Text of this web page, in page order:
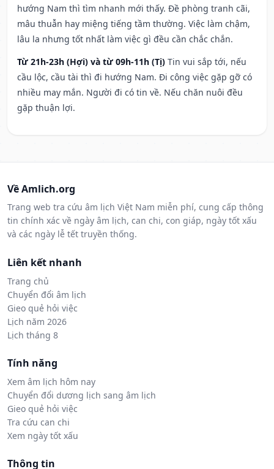
hướng Nam thì tìm nhanh mới thấy. Đề phòng tranh cãi,
mâu thuẫn hay miệng tiếng tầm thường. Việc làm chậm,
lâu la nhưng tốt nhất làm việc gì đều cần chắc chắn.
Từ 21h-23h (Hợi) và từ 09h-11h (Tị) Tin vui sắp tới, nếu
cầu lộc, cầu tài thì đi hướng Nam. Đi công việc gặp gỡ có
nhiều may mắn. Người đi có tin về. Nếu chăn nuôi đều
gặp thuận lợi.
Về Amlich.org
Trang web tra cứu âm lịch Việt Nam miễn phí, cung cấp thông
tin chính xác về ngày âm lịch, can chi, con giáp, ngày tốt xấu
và các ngày lễ tết truyền thống.
Liên kết nhanh
Trang chủ
Chuyển đổi âm lịch
Gieo quẻ hỏi việc
Lịch năm 2026
Lịch tháng 8
Tính năng
Xem âm lịch hôm nay
Chuyển đổi dương lịch sang âm lịch
Gieo quẻ hỏi việc
Tra cứu can chi
Xem ngày tốt xấu
Thông tin